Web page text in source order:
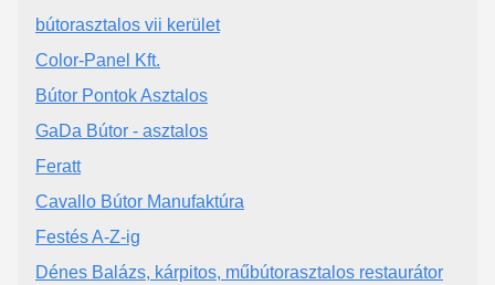
bútorasztalos vii kerület
Color-Panel Kft.
Bútor Pontok Asztalos
GaDa Bútor - asztalos
Feratt
Cavallo Bútor Manufaktúra
Festés A-Z-ig
Dénes Balázs, kárpitos, műbútorasztalos restaurátor